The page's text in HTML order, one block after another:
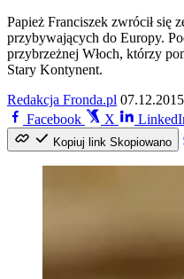
Papież Franciszek zwrócił się
przybywających do Europy.
przybrzeżnej Włoch, którzy
Stary Kontynent.
Redakcja Fronda.pl
Facebook
X
Kopiuj link Skopiowano